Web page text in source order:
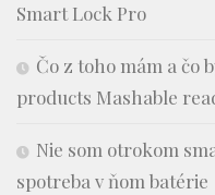
Smart Lock Pro
Čo z toho mám a čo
products Mashable
Nie som otrokom
spotreba v ňom batérie